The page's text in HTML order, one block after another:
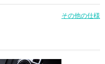
その他の仕様